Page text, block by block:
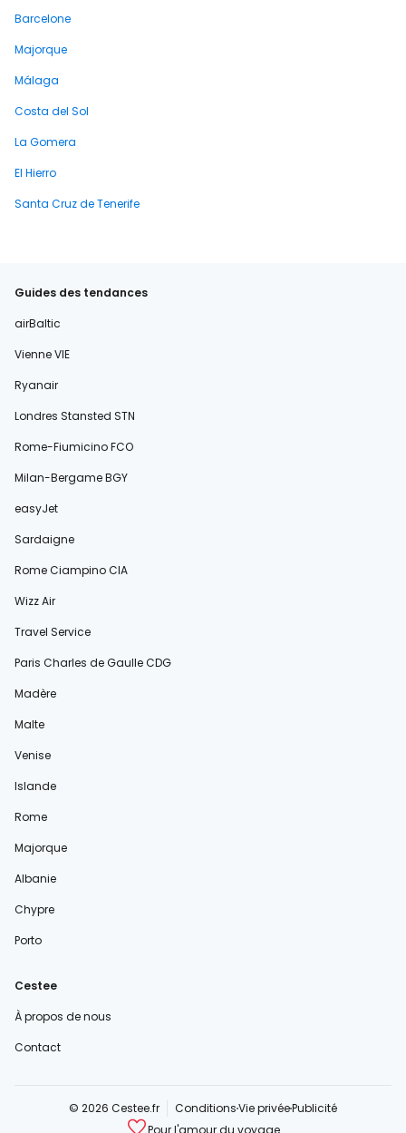
Barcelone
Majorque
Málaga
Costa del Sol
La Gomera
El Hierro
Santa Cruz de Tenerife
Guides des tendances
airBaltic
Vienne VIE
Ryanair
Londres Stansted STN
Rome-Fiumicino FCO
Milan-Bergame BGY
easyJet
Sardaigne
Rome Ciampino CIA
Wizz Air
Travel Service
Paris Charles de Gaulle CDG
Madère
Malte
Venise
Islande
Rome
Majorque
Albanie
Chypre
Porto
Cestee
À propos de nous
Contact
© 2026 Cestee.fr ConditionsVie privéePublicité
Pour l'amour du voyage